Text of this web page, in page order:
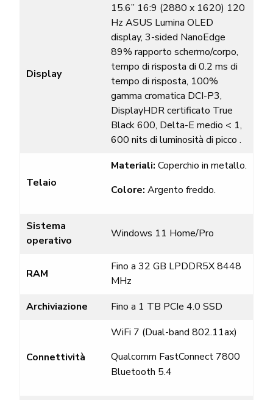
Display
15.6” 16:9 (2880 x 1620) 120
Hz ASUS Lumina OLED
display, 3-sided NanoEdge
89% rapporto schermo/corpo,
tempo di risposta di 0.2 ms di
tempo di risposta, 100%
gamma cromatica DCI-P3,
DisplayHDRcertificato True
Black 600, Delta-E medio < 1,
600 nits di luminosità di picco .
Telaio
Materiali: Coperchio in metallo.
Colore: Argento freddo.
Sistema
operativo
Windows 11 Home/Pro
RAM
Fino a 32 GB LPDDR5X 8448
MHz
Archiviazione
Fino a 1 TB PCIe 4.0 SSD
Connettività
WiFi 7 (Dual-band 802.11ax)
Qualcomm FastConnect7800
Bluetooth 5.4